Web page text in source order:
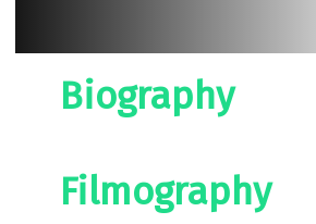
Biography
Filmography